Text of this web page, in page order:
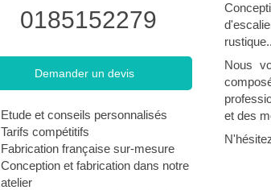
Nous
et des
0185152279
Demander un devis
Etude et conseils personnalisés
Tarifs compétitifs
Fabrication française sur-mesure
Conception et fabrication dans notre
atelier